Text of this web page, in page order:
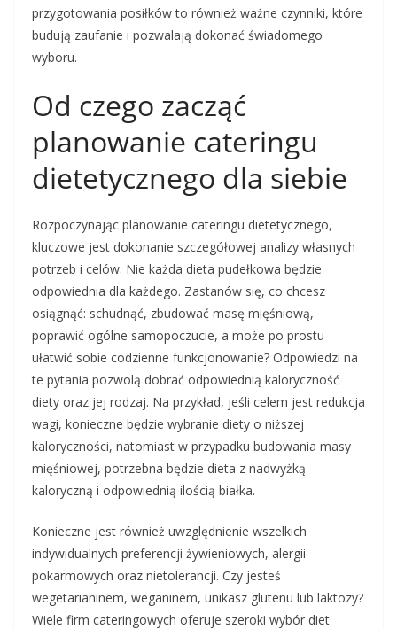
przygotowania posiłków to również ważne czynniki, które
budują zaufanie i pozwalają dokonać świadomego
wyboru.
Od czego zacząć
planowanie cateringu
dietetycznego dla siebie
Rozpoczynając planowanie cateringu dietetycznego,
kluczowe jest dokonanie szczegółowej analizy własnych
potrzeb i celów. Nie każda dieta pudełkowa będzie
odpowiednia dla każdego. Zastanów się, co chcesz
osiągnąć: schudnąć, zbudować masę mięśniową,
poprawić ogólne samopoczucie, a może po prostu
ułatwić sobie codzienne funkcjonowanie? Odpowiedzi na
te pytania pozwolą dobrać odpowiednią kaloryczność
diety oraz jej rodzaj. Na przykład, jeśli celem jest redukcja
wagi, konieczne będzie wybranie diety o niższej
kaloryczności, natomiast w przypadku budowania masy
mięśniowej, potrzebna będzie dieta z nadwyżką
kaloryczną i odpowiednią ilością białka.
Konieczne jest również uwzględnienie wszelkich
indywidualnych preferencji żywieniowych, alergii
pokarmowych oraz nietolerancji. Czy jesteś
wegetarianinem, weganinem, unikasz glutenu lub laktozy?
Wiele firm cateringowych oferuje szeroki wybór diet